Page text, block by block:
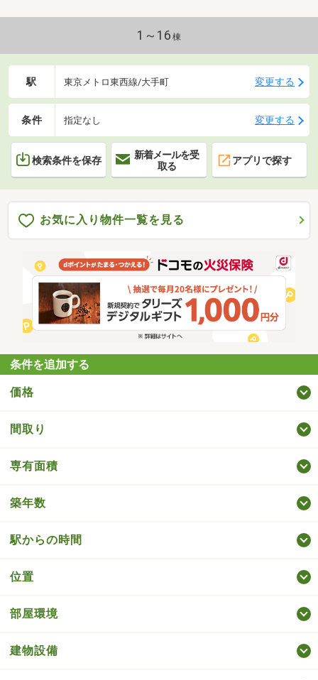
1～16 棟
駅 東京メトロ東西線/大手町 変更する
条件 指定なし 変更する
検索条件を保存
新着メールを受
取る
アプリで探す
お気に入り物件一覧を見る
条件を追加する
価格
間取り
専有面積
築年数
駅からの時間
位置
部屋環境
建物設備